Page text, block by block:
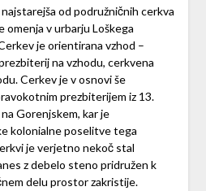
od podružničnih cerkva
omenja v urbarju Loškega
je orientirana vzhod –
na vzhodu, cerkvena
Cerkev je v osnovi še
prezbiterijem iz 13.
Gorenjskem, kar je
kolonialne poselitve tega
je verjetno nekoč stal
z debelo steno pridružen k
delu prostor zakristije.